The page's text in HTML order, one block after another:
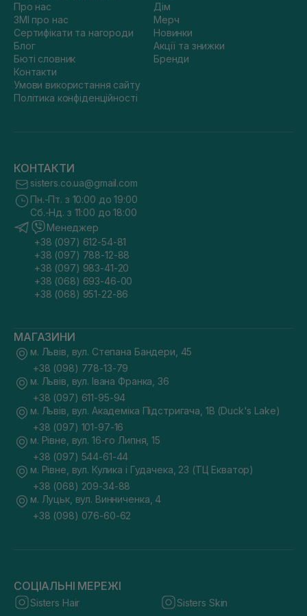
Про нас
ЗМІ про нас
Сертифікати та нагороди
Блог
Бюті словник
Контакти
Умови використання сайту
Політика конфіденційності
Дім
Мерч
Новинки
Акції та знижки
Бренди
КОНТАКТИ
sisters.co.ua@gmail.com
Пн.-Пт. з 10:00 до 19:00
Сб.-Нд. з 11:00 до 18:00
Менеджер
+38 (097) 612-54-81
+38 (097) 788-12-88
+38 (097) 983-41-20
+38 (068) 693-46-00
+38 (068) 951-22-86
МАГАЗИНИ
м. Львів, вул. Степана Бандери, 45
+38 (098) 778-13-79
м. Львів, вул. Івана Франка, 36
+38 (097) 611-95-94
м. Львів, вул. Академіка Підстригача, 1В (Duck's Lake)
+38 (097) 101-97-16
м. Рівне, вул. 16-го Липня, 15
+38 (097) 544-61-44
м. Рівне, вул. Кулика і Гудачека, 23 (ТЦ Екватор)
+38 (068) 209-34-88
м. Луцьк, вул. Винниченка, 4
+38 (098) 076-60-62
СОЦІАЛЬНІ МЕРЕЖІ
Sisters Hair Sisters Skin